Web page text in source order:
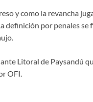
y como la revancha
definición por penales se
Litoral de Paysandú
OFI.